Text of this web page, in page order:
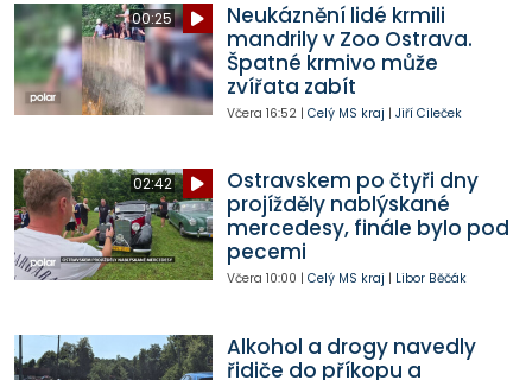
00:25
Neukáznění lidé krmili
mandrily v Zoo Ostrava.
Špatné krmivo může
zvířata zabít
Včera 16:52| Celý MS kraj | Jiří Cileček
02:42
Ostravskem po čtyři dny
projížděly nablýskané
mercedesy, finále bylo pod
pecemi
Včera 10:00 | Celý MS kraj | Libor Běčák
Alkohol a drogy navedly
řidiče do příkopu a